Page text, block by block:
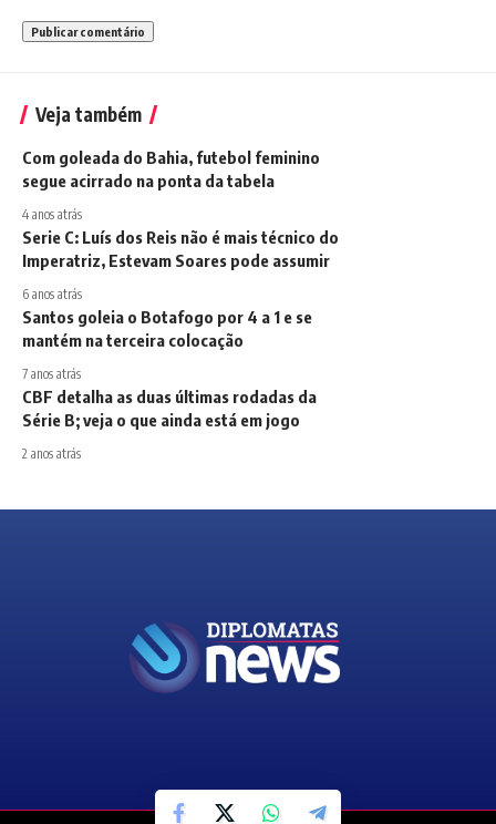
Veja também
Com goleada do Bahia, futebol feminino
segue acirrado na ponta da tabela
4 anos atrás
Serie C: Luís dos Reis não é mais técnico do
Imperatriz, Estevam Soares pode assumir
6 anos atrás
Santos goleia o Botafogo por 4 a 1 e se
mantém na terceira colocação
7 anos atrás
CBF detalha as duas últimas rodadas da
Série B; veja o que ainda está em jogo
2 anos atrás